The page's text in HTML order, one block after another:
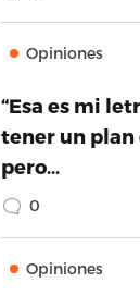
Opiniones
“Esa es mi
tener un plan
pero…
0
Opiniones